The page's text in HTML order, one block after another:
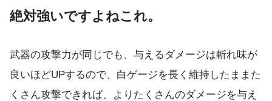
絶対強いですよねこれ。
武器の攻撃力が同じでも、与えるダメージは斬れ味が
良いほどUPするので、白ゲージを長く維持したままた
くさん攻撃できれば、よりたくさんのダメージを与え